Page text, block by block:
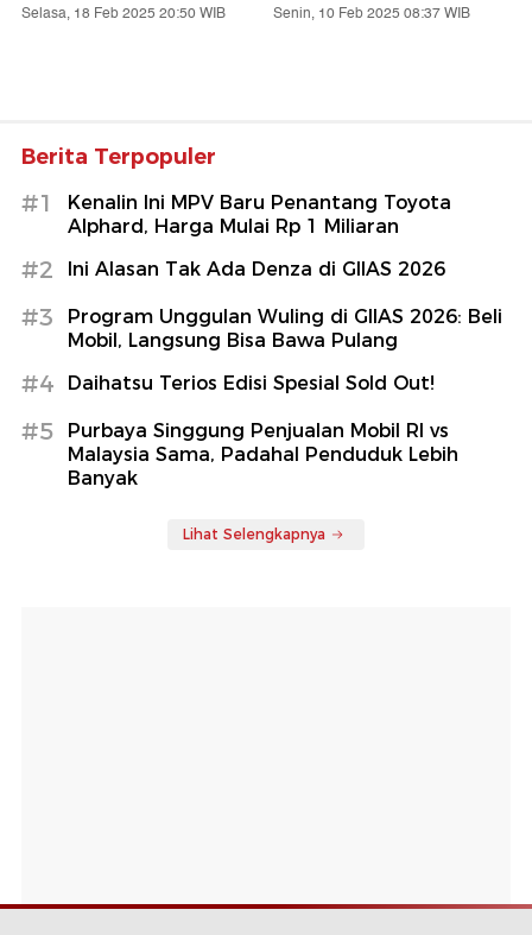
Selasa, 18 Feb 2025 20:50 WIB Senin, 10 Feb 2025 08:37 WIB
Berita Terpopuler
#1
Kenalin Ini MPV Baru Penantang Toyota
Alphard, Harga Mulai Rp 1 Miliaran
#2 Ini Alasan Tak Ada Denza di GIIAS 2026
#3
Program Unggulan Wuling di GIIAS 2026: Beli
Mobil, Langsung Bisa Bawa Pulang
#4 Daihatsu Terios Edisi Spesial Sold Out!
#5
Purbaya Singgung Penjualan Mobil RI vs
Malaysia Sama, Padahal Penduduk Lebih
Banyak
Lihat Selengkapnya